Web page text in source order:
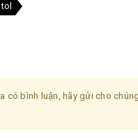
có bình luận, hãy gửi cho